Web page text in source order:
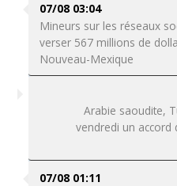
07/08 03:04
Mineurs sur les réseaux
verser 567 millions de
Nouveau-Mexique
Arabie saoudite,
vendredi un accord
07/08 01:11